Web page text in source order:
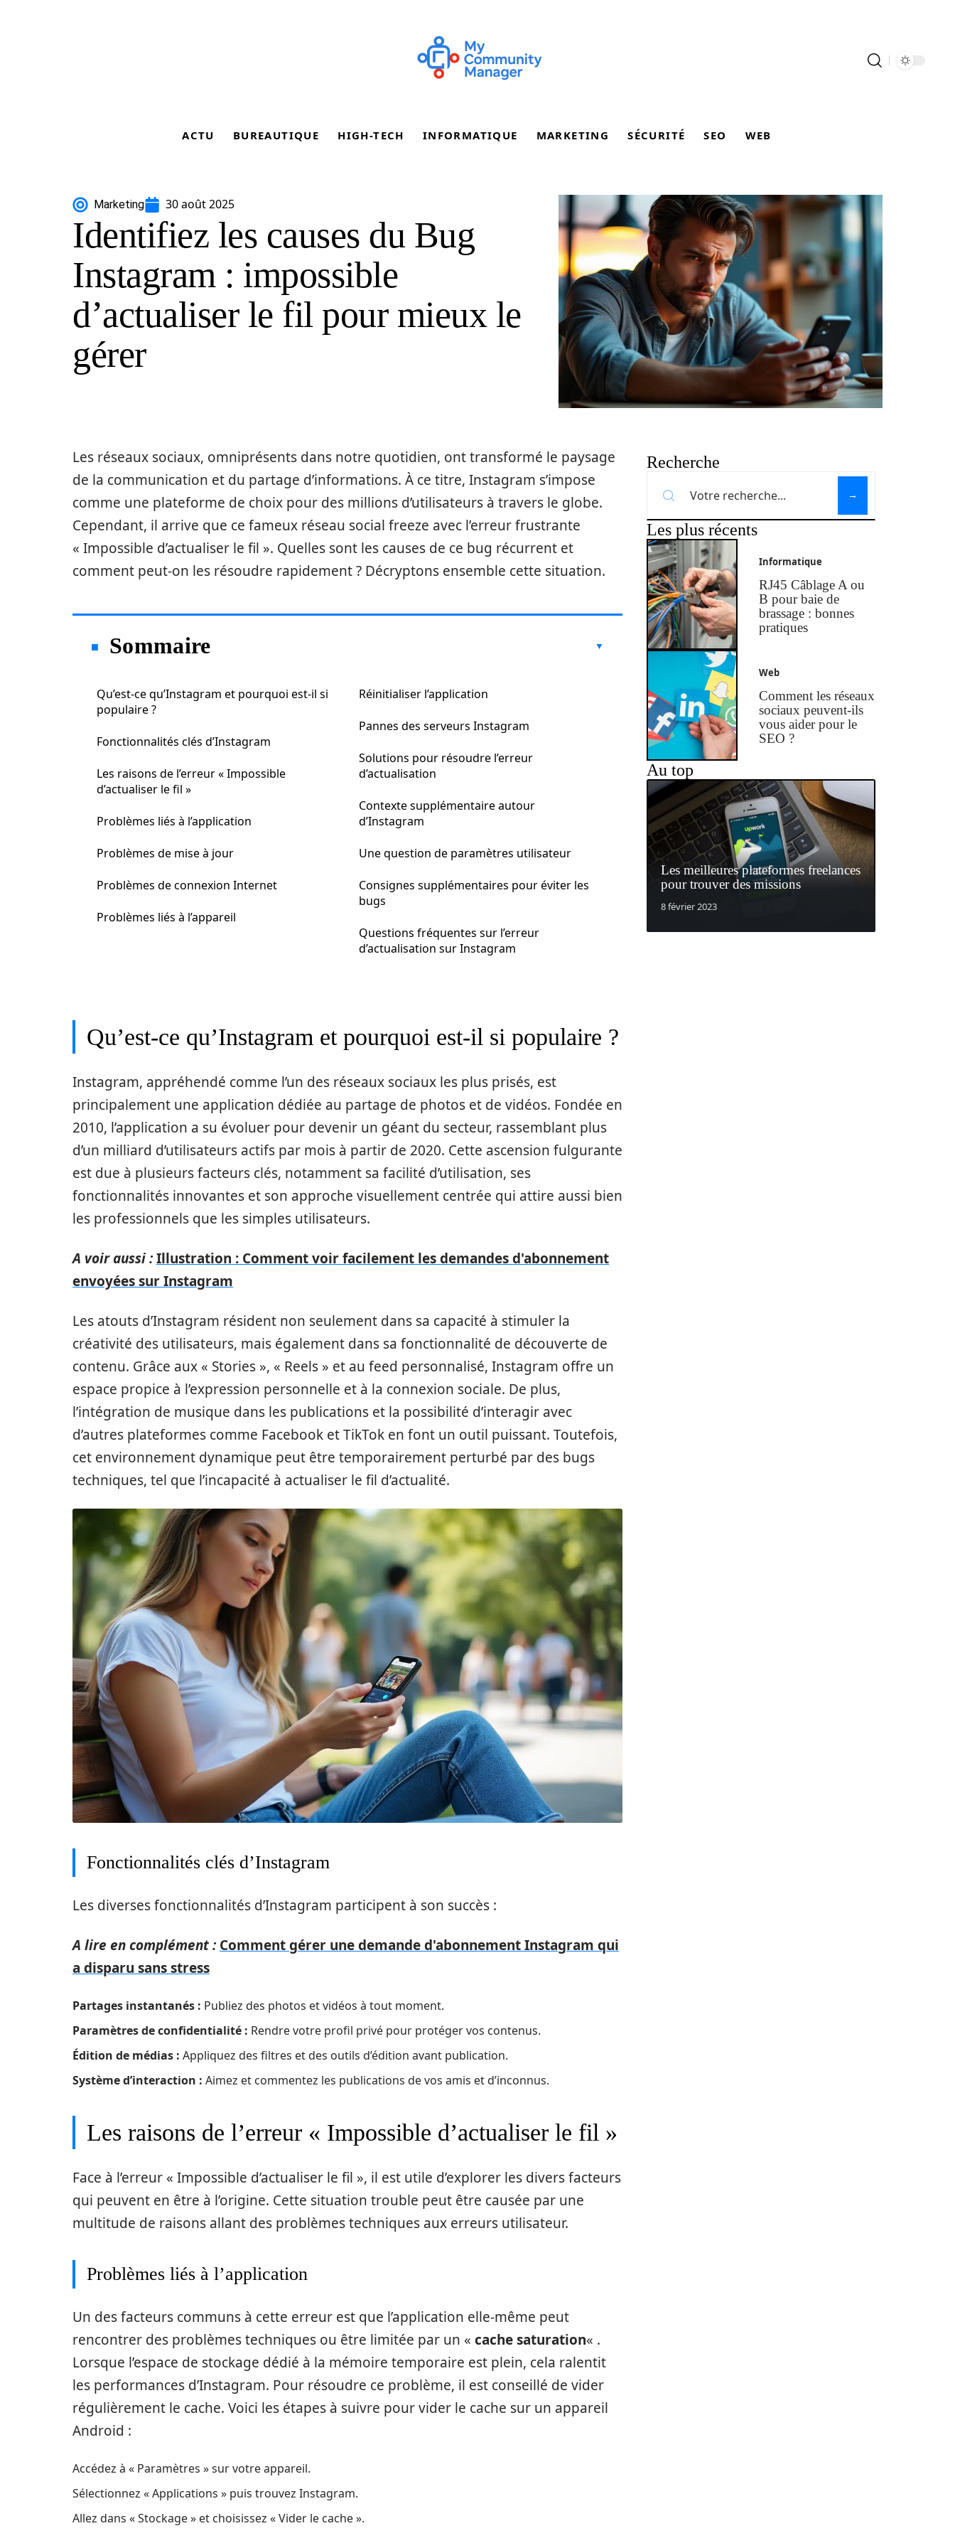
ACTU BUREAUTIQUE HIGH-TECH INFORMATIQUE MARKETING SÉCURITÉ SEO WEB
Marketing 30 août 2025
Identifiez les causes du Bug
Instagram : impossible
d’actualiser le fil pour mieux le
gérer
Les réseaux sociaux, omniprésents dans notre quotidien, ont transformé le paysage
de la communication et du partage d’informations. À ce titre, Instagram s’impose
comme une plateforme de choix pour des millions d’utilisateurs à travers le globe.
Cependant, il arrive que ce fameux réseau social freeze avec l’erreur frustrante
« Impossible d’actualiser le fil ». Quelles sont les causes de ce bug récurrent et
comment peut-on les résoudre rapidement ? Décryptons ensemble cette situation.
Sommaire
Qu’est-ce qu’Instagram et pourquoi est-il si
populaire ?
Fonctionnalités clés d’Instagram
Les raisons de l’erreur « Impossible
d’actualiser le fil »
Problèmes liés à l’application
Problèmes de mise à jour
Problèmes de connexion Internet
Problèmes liés à l’appareil
Réinitialiser l’application
Pannes des serveurs Instagram
Solutions pour résoudre l’erreur
d’actualisation
Contexte supplémentaire autour
d’Instagram
Une question de paramètres utilisateur
Consignes supplémentaires pour éviter les
bugs
Questions fréquentes sur l’erreur
d’actualisation sur Instagram
Qu’est-ce qu’Instagram et pourquoi est-il si populaire ?
Instagram, appréhendé comme l’un des réseaux sociaux les plus prisés, est
principalement une application dédiée au partage de photos et de vidéos. Fondée en
2010, l’application a su évoluer pour devenir un géant du secteur, rassemblant plus
d’un milliard d’utilisateurs actifs par mois à partir de 2020. Cette ascension fulgurante
est due à plusieurs facteurs clés, notamment sa facilité d’utilisation, ses
fonctionnalités innovantes et son approche visuellement centrée qui attire aussi bien
les professionnels que les simples utilisateurs.
A voir aussi :Illustration : Comment voir facilement les demandes d'abonnement
envoyées sur Instagram
Les atouts d’Instagram résident non seulement dans sa capacité à stimuler la
créativité des utilisateurs, mais également dans sa fonctionnalité de découverte de
contenu. Grâce aux « Stories », « Reels » et au feed personnalisé, Instagram offre un
espace propice à l’expression personnelle et à la connexion sociale. De plus,
l’intégration de musique dans les publications et la possibilité d’interagir avec
d’autres plateformes comme Facebook et TikTok en font un outil puissant. Toutefois,
cet environnement dynamique peut être temporairement perturbé par des bugs
techniques, tel que l’incapacité à actualiser le fil d’actualité.
Fonctionnalités clés d’Instagram
Les diverses fonctionnalités d’Instagram participent à son succès :
A lire en complément : Comment gérer une demande d'abonnement Instagram qui
a disparu sans stress
Partages instantanés : Publiez des photos et vidéos à tout moment.
Paramètres de confidentialité : Rendre votre profil privé pour protéger vos contenus.
Édition de médias : Appliquez des filtres et des outils d’édition avant publication.
Système d’interaction : Aimez et commentez les publications de vos amis et d’inconnus.
Les raisons de l’erreur « Impossible d’actualiser le fil »
Face à l’erreur « Impossible d’actualiser le fil », il est utile d’explorer les divers facteurs
qui peuvent en être à l’origine. Cette situation trouble peut être causée par une
multitude de raisons allant des problèmes techniques aux erreurs utilisateur.
Problèmes liés à l’application
Un des facteurs communs à cette erreur est que l’application elle-même peut
rencontrer des problèmes techniques ou être limitée par un « cache saturation« .
Lorsque l’espace de stockage dédié à la mémoire temporaire est plein, cela ralentit
les performances d’Instagram. Pour résoudre ce problème, il est conseillé de vider
régulièrement le cache. Voici les étapes à suivre pour vider le cache sur un appareil
Android :
Accédez à « Paramètres » sur votre appareil.
Sélectionnez « Applications » puis trouvez Instagram.
Allez dans « Stockage » et choisissez « Vider le cache ».
Recherche
Les plus récents
Informatique
RJ45 Câblage A ou
B pour baie de
brassage : bonnes
pratiques
Web
Comment les réseaux
sociaux peuvent-ils
vous aider pour le
SEO ?
Au top
Les meilleures plateformes freelances
pour trouver des missions
8 février 2023